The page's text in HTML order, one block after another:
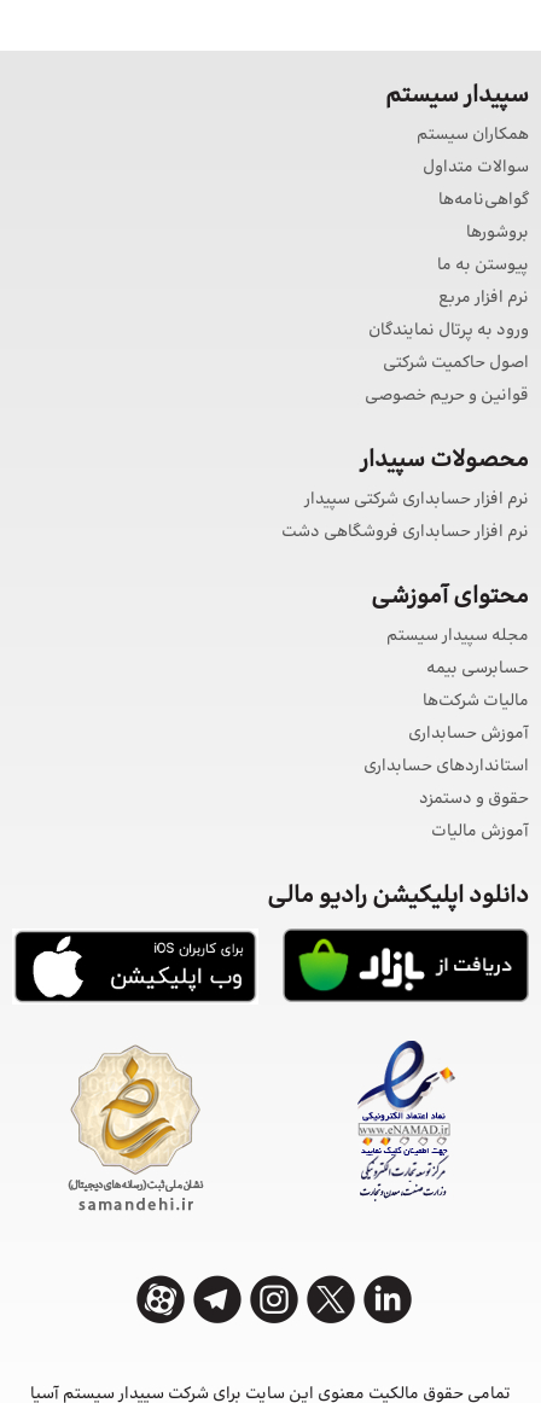
سپیدار سیستم
همکاران سیستم
سوالات متداول
گواهی‌نامه‌ها
بروشورها
پیوستن به ما
نرم افزار مربع
ورود به پرتال نمایندگان
اصول حاکمیت شرکتی
قوانین و حریم خصوصی
محصولات سپیدار
نرم افزار حسابداری شرکتی سپیدار
نرم افزار حسابداری فروشگاهی دشت
محتوای آموزشی
مجله سپیدار سیستم
حسابرسی بیمه
مالیات شرکت‌ها
آموزش حسابداری
استانداردهای حسابداری
حقوق و دستمزد
آموزش مالیات
دانلود اپلیکیشن رادیو مالی
تمامی حقوق مالکیت معنوی این ‌سایت برای شرکت سپیدار سیستم آسیا